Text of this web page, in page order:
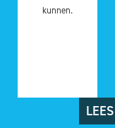
kunnen.